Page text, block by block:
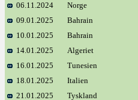
06.11.2024
Norge
09.01.2025
Bahrain
10.01.2025
Bahrain
14.01.2025
Algeriet
16.01.2025
Tunesien
18.01.2025
Italien
21.01.2025
Tyskland